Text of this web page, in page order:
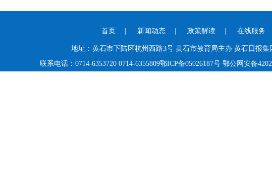
首页 新闻动态| 政策解读| 在线服务
地址：黄石市下陆区杭州西路3号 黄石市教育局主办 黄石日报集
联系电话：0714-6353720 0714-6355809鄂ICP备05026187号 鄂公网安备